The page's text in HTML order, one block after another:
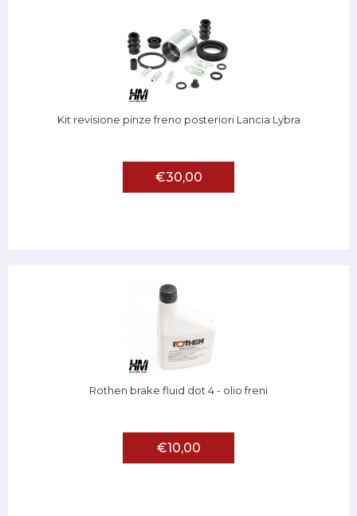
Kit revisione pinze freno posteriori Lancia Lybra
€30,00
Rothen brake fluid dot 4 - olio freni
€10,00